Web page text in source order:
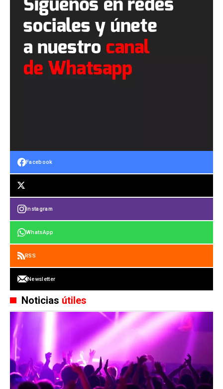
Facebook
Instagram
WhatsApp
RSS
Newsletter
Noticias útiles